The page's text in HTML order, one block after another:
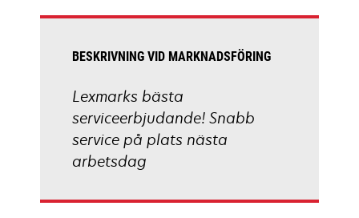
BESKRIVNING VID MARKNADSFÖRING
Lexmarks bästa
serviceerbjudande! Snabb
service på plats nästa
arbetsdag